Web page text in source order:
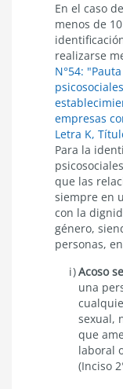
En el caso
menos de
realizarse
N°54:
empresas
Letra K,
Para la
que las
siempre en
con la
género,
personas,
Acoso
una
sexual,
que
laboral
(Inciso